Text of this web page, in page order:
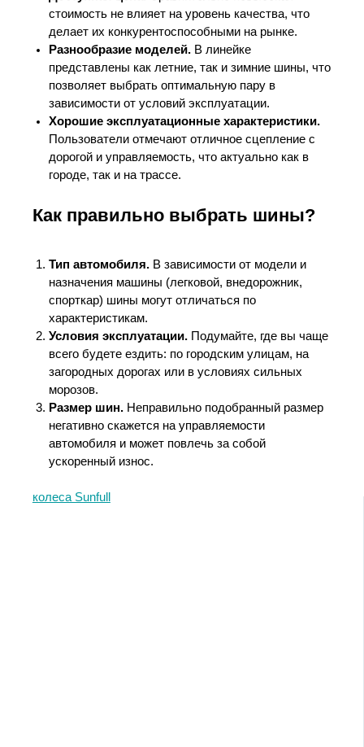
стоимость не влияет на уровень качества, что
делает их конкурентоспособными на рынке.
Разнообразие моделей.В линейке
представлены как летние, так и зимние шины, что
позволяет выбрать оптимальную пару в
зависимости от условий эксплуатации.
Хорошие эксплуатационные характеристики.
Пользователи отмечают отличное сцепление с
дорогой и управляемость, что актуально как в
городе, так и на трассе.
Как правильно выбрать шины?
Тип автомобиля.В зависимости от модели и
назначения машины (легковой, внедорожник,
спорткар) шины могут отличаться по
характеристикам.
Условия эксплуатации.Подумайте, где вы чаще
всего будете ездить: по городским улицам, на
загородных дорогах или в условиях сильных
морозов.
Размер шин.Неправильно подобранный размер
негативно скажется на управляемости
автомобиля и может повлечь за собой
ускоренный износ.
колеса Sunfull